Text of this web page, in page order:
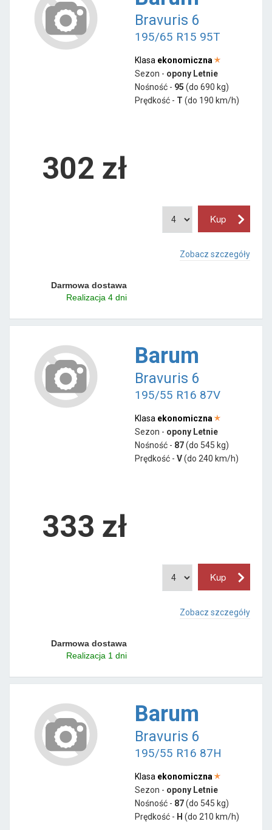
Bravuris 6
195/65 R15 95T
Klasa ekonomiczna
Sezon - opony Letnie
Nośność - 95 (do 690 kg)
Prędkość - T (do 190 km/h)
302 zł
Zobacz szczegóły
Darmowa dostawa
Realizacja 4 dni
Barum
Bravuris 6
195/55 R16 87V
Klasa ekonomiczna
Sezon - opony Letnie
Nośność - 87(do 545 kg)
Prędkość - V(do 240 km/h)
333 zł
Zobacz szczegóły
Darmowa dostawa
Realizacja 1 dni
Barum
Bravuris 6
195/55 R16 87H
Klasa ekonomiczna
Sezon - opony Letnie
Nośność - 87(do 545 kg)
Prędkość - H (do 210 km/h)